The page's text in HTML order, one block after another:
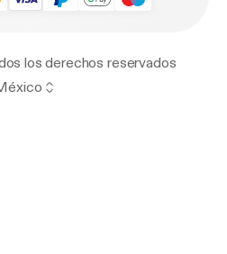
los derechos reservados